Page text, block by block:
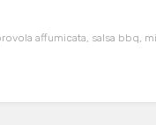
affumicata, salsa bbq,